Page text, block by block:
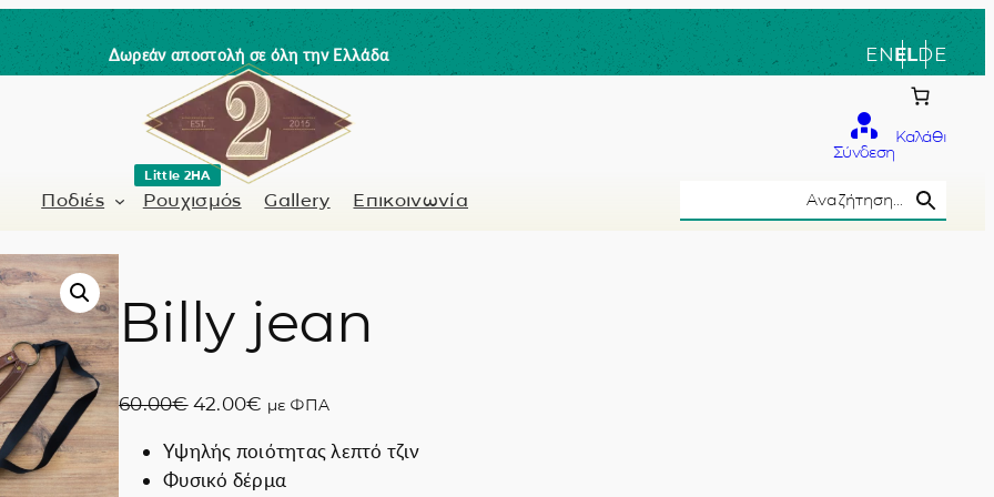
Δωρεάν αποστολή σε όλη την Ελλάδα ENELDE
Σύνδεση
Καλάθι
Ποδιές
Barman
Κουρέας-Κομμωτής
Ρουχισμός
Little 2HA
Gallery Επικοινωνία
Billy jean
60.00€ O
i
g
42.00€ Η
ρ
έ
με ΦΠΑ
Υψηλής ποιότητας λεπτό τζιν
Φυσικό δέρμα